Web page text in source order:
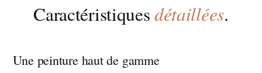
Caractéristiquesdétaillées.
Une peinture haut de gamme